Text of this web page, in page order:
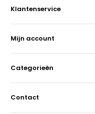
Klantenservice
Mijn account
Categorieën
Contact